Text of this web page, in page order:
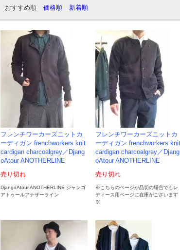
おすすめ順 価格順 新着順
フレンチワーカーズニットカ
ーディガン frenchworkers knit
cardigan charcoalgrey／Djang
oAtour ANOTHERLINE
売り切れ
DjangoAtour ANOTHERLINE ジャンゴ
アトゥールアナザーライン
フレンチワーカーズニットカ
ーディガン frenchworkers knit
cardigan charcoalgrey／Djang
oAtour ANOTHERLINE
売り切れ
※こちらのページが品切の場合でもレ
ディース用ページに在庫がございます
※